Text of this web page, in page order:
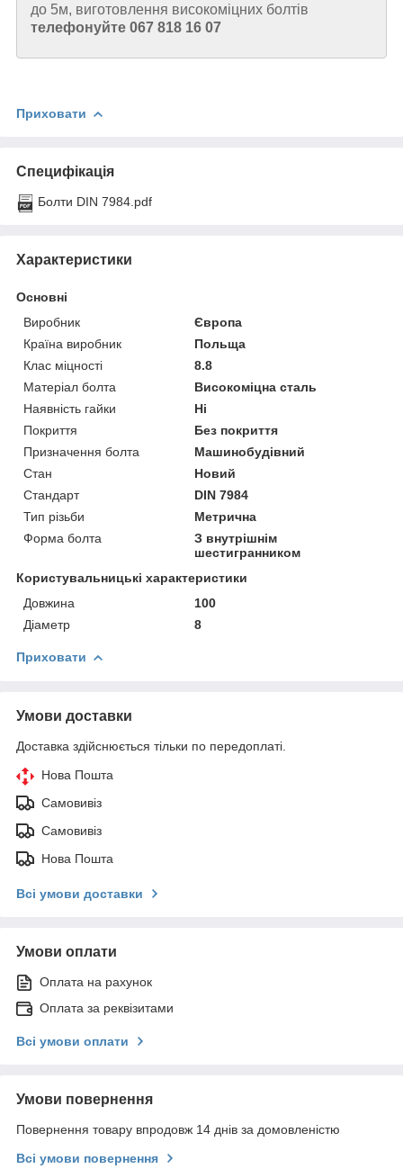
до 5м, виготовлення високоміцних болтів
телефонуйте 067 818 16 07
Приховати
Специфікація
Болти DIN 7984.pdf
Характеристики
Основні
Виробник
Європа
Країна виробник
Польща
Клас міцності
8.8
Матеріал болта
Високоміцна сталь
Наявність гайки
Ні
Покриття
Без покриття
Призначення болта
Машинобудівний
Стан
Новий
Стандарт
DIN 7984
Тип різьби
Метрична
Форма болта
З внутрішнім
шестигранником
Користувальницькі характеристики
Довжина
100
Діаметр
8
Приховати
Умови доставки
Доставка здійснюється тільки по передоплаті.
Нова Пошта
Самовивіз
Самовивіз
Нова Пошта
Всі умови доставки
Умови оплати
Оплата на рахунок
Оплата за реквізитами
Всі умови оплати
Умови повернення
Повернення товару впродовж 14 днів за домовленістю
Всі умови повернення